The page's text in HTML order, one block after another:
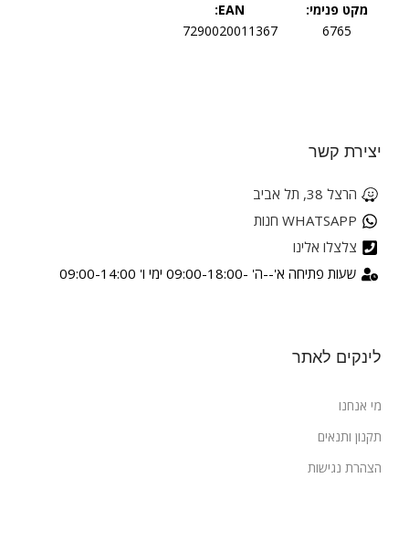
מקט פנימי:
6765
EAN:
7290020011367
יצירת קשר
הרצל 38, תל אביב
WHATSAPP חנות
צלצלו אלינו
שעות פתיחה א'--ה' -09:00-18:00 ימי ו' 09:00-14:00
לינקים לאתר
מי אנחנו
תקנון ותנאים
הצהרת נגישות